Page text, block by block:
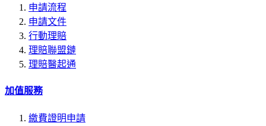
申請流程
申請文件
行動理賠
理賠聯盟鏈
理賠醫起通
加值服務
繳費證明申請